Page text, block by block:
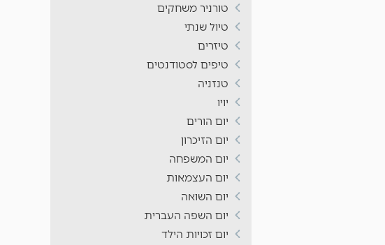
טורניר משחקים
טיול שנתי
טיזרים
טיפים לסטודנטים
טנזניה
יויו
יום הורים
יום הזיכרון
יום המשפחה
יום העצמאות
יום השואה
יום השפה העברית
יום זכויות הילד